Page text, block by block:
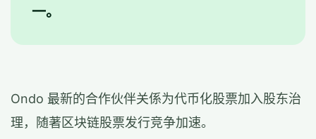
一。
Ondo 最新的合作伙伴关係为代币化股票加入股东治
理，随著区块链股票发行竞争加速。